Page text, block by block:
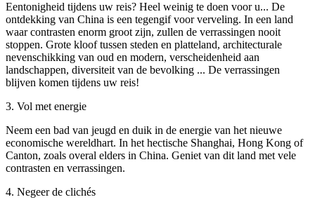
Eentonigheid tijdens uw reis? Heel weinig te doen voor u... De
ontdekking van China is een tegengif voor verveling. In een land
waar contrasten enorm groot zijn, zullen de verrassingen nooit
stoppen. Grote kloof tussen steden en platteland, architecturale
nevenschikking van oud en modern, verscheidenheid aan
landschappen, diversiteit van de bevolking ... De verrassingen
blijven komen tijdens uw reis!
3. Vol met energie
Neem een bad van jeugd en duik in de energie van het nieuwe
economische wereldhart. In het hectische Shanghai, Hong Kong of
Canton, zoals overal elders in China. Geniet van dit land met vele
contrasten en verrassingen.
4. Negeer de clichés